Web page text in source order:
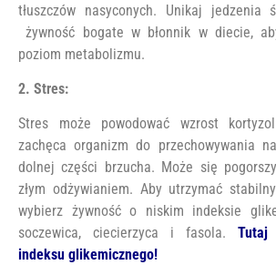
tłuszczów nasyconych. Unikaj jedzenia
żywność bogate w błonnik w diecie,
poziom metabolizmu.
2. Stres:
Stres może powodować wzrost
zachęca organizm do przechowywania
dolnej części brzucha. Może się
złym odżywianiem. Aby utrzymać
wybierz żywność o niskim indeksie
soczewica, ciecierzyca i fasola. Tutaj
indeksu glikemicznego!